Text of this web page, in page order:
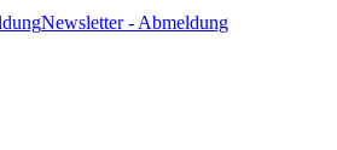
Newsletter - Abmeldung